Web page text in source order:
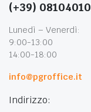
(+39)
Lunedì – Venerdì:
9:00-13:00
14:00-18:00
info@pgroffice.it
Indirizzo: